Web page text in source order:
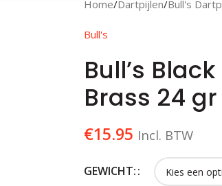
Home Dartpijlen Bull's
Bull's
Bull’s
Brass 24 gr
€15.95 Incl. BTW
GEWICHT: